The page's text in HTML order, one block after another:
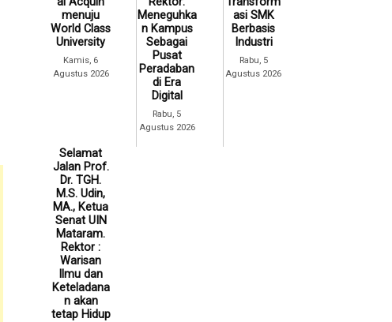
menuju
World Class
University
Kamis, 6
Agustus 2026
Meneguhka
n Kampus
Sebagai
Pusat
Peradaban
di Era
Digital
Rabu, 5
Agustus 2026
asi SMK
Berbasis
Industri
Rabu, 5
Agustus 2026
Selamat
Jalan Prof.
Dr. TGH.
M.S. Udin,
MA., Ketua
Senat UIN
Mataram.
Rektor :
Warisan
Ilmu dan
Keteladana
n akan
tetap Hidup